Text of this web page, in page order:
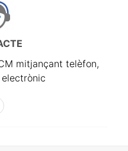
mitjançant telèfon,